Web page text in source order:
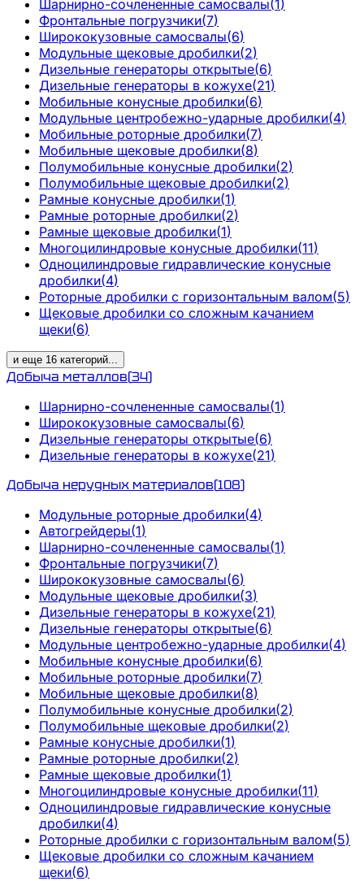
Шарнирно-сочлененные самосвалы(1 )
Фронтальные погрузчики(7)
Ширококузовные самосвалы(6)
Модульные щековые дробилки(2)
Дизельные генераторы открытые(6)
Дизельные генераторы в кожухе(21)
Мобильные конусные дробилки(6)
Модульные центробежно-ударные дробилки(4)
Мобильные роторные дробилки(7)
Мобильные щековые дробилки(8)
Полумобильные конусные дробилки(2)
Полумобильные щековые дробилки(2)
Рамные конусные дробилки(1)
Рамные роторные дробилки(2)
Рамные щековые дробилки(1)
Многоцилиндровые конусные дробилки(11)
Одноцилиндровые гидравлические конусные
дробилки(4)
Роторные дробилки с горизонтальным валом(5)
Щековые дробилки со сложным качанием
щеки(6)
и еще 16 категорий...
Добыча металлов(34)
Шарнирно-сочлененные самосвалы(1)
Ширококузовные самосвалы(6)
Дизельные генераторы открытые(6)
Дизельные генераторы в кожухе(21)
Добыча нерудных материалов(108)
Модульные роторные дробилки(4)
Автогрейдеры(1)
Шарнирно-сочлененные самосвалы(1)
Фронтальные погрузчики(7)
Ширококузовные самосвалы(6)
Модульные щековые дробилки(3)
Дизельные генераторы в кожухе(21)
Дизельные генераторы открытые(6)
Модульные центробежно-ударные дробилки(4)
Мобильные конусные дробилки(6)
Мобильные роторные дробилки(7)
Мобильные щековые дробилки(8)
Полумобильные конусные дробилки(2)
Полумобильные щековые дробилки(2)
Рамные конусные дробилки(1)
Рамные роторные дробилки(2)
Рамные щековые дробилки(1)
Многоцилиндровые конусные дробилки(11)
Одноцилиндровые гидравлические конусные
дробилки(4)
Роторные дробилки с горизонтальным валом(5)
Щековые дробилки со сложным качанием
щеки(6)